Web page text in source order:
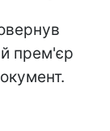
прем'єр